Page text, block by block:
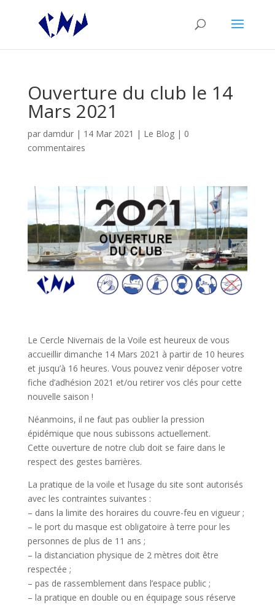
Ouverture du club le 14
Mars 2021
par damdur| 14 Mar 2021 | Le Blog| 0
commentaires
Le Cercle Nivernais de la Voile est heureux de vous
accueillir dimanche 14 Mars 2021 à partir de 10 heures
et jusqu’à 16 heures. Vous pouvez venir déposer votre
fiche d’adhésion 2021 et/ou retirer vos clés pour cette
nouvelle saison !
Néanmoins, il ne faut pas oublier la pression
épidémique que nous subissons actuellement.
Cette ouverture de notre club doit se faire dans le
respect des gestes barrières.
La pratique de la voile et l’usage du site sont autorisés
avec les contraintes suivantes :
– dans la limite des horaires du couvre-feu en vigueur ;
– le port du masque est obligatoire à terre pour les
personnes de plus de 11 ans ;
– la distanciation physique de 2 mètres doit être
respectée ;
– pas de rassemblement dans l’espace public ;
– la pratique en double ou en équipage sous réserve